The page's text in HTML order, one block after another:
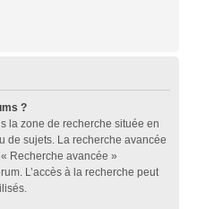
?
la zone de recherche située en
de sujets. La recherche avancée
Recherche avancée »
L’accès à la recherche peut